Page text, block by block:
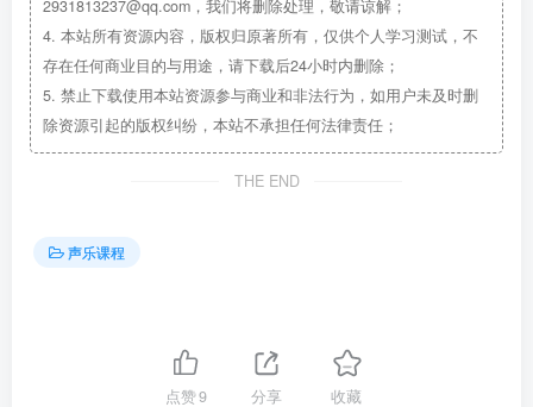
2931813237@qq.com，我们将删除处理，敬请谅解；
4. 本站所有资源内容，版权归原著所有，仅供个人学习测试，不
存在任何商业目的与用途，请下载后24小时内删除；
5. 禁止下载使用本站资源参与商业和非法行为，如用户未及时删
除资源引起的版权纠纷，本站不承担任何法律责任；
THE END
声乐课程
点赞9 分享 收藏